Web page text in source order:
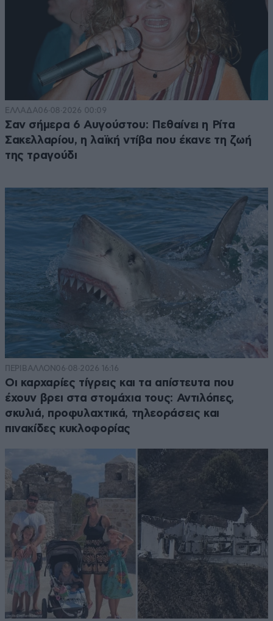
ΕΛΛΑΔΑ06·08·2026 00:09
Σαν σήμερα 6 Αυγούστου: Πεθαίνει η Ρίτα
Σακελλαρίου, η λαϊκή ντίβα που έκανε τη ζωή
της τραγούδι
ΠΕΡΙΒΑΛΛΟΝ06·08·2026 16:16
Οι καρχαρίες τίγρεις και τα απίστευτα που
έχουν βρει στα στομάχια τους: Αντιλόπες,
σκυλιά, προφυλαχτικά, τηλεοράσεις και
πινακίδες κυκλοφορίας